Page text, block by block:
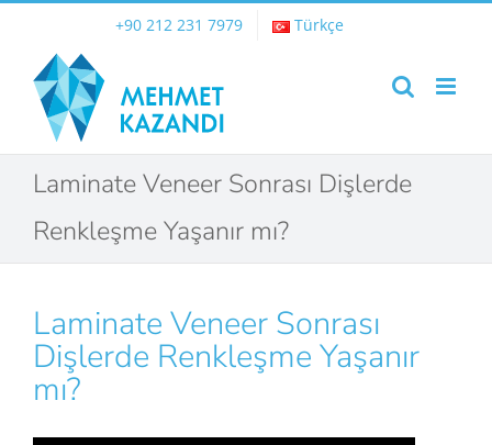
content
+90 212 231 7979 Türkçe
Laminate Veneer Sonrası Dişlerde
Renkleşme Yaşanır mı?
Laminate Veneer Sonrası
Dişlerde Renkleşme Yaşanır
mı?